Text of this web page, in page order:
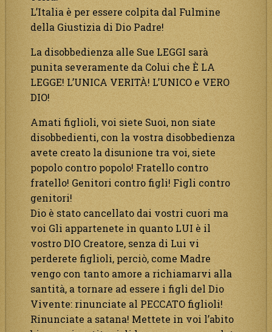
L’Italia è per essere colpita dal Fulmine
della Giustizia di Dio Padre!
La disobbedienza alle Sue LEGGI sarà
punita severamente da Colui che È LA
LEGGE! L’UNICA VERITÀ! L’UNICO e VERO
DIO!
Amati figlioli, voi siete Suoi, non siate
disobbedienti, con la vostra disobbedienza
avete creato la disunione tra voi, siete
popolo contro popolo! Fratello contro
fratello! Genitori contro figli! Figli contro
genitori!
Dio è stato cancellato dai vostri cuori ma
voi Gli appartenete in quanto LUI è il
vostro DIO Creatore, senza di Lui vi
perderete figlioli, perciò, come Madre
vengo con tanto amore a richiamarvi alla
santità, a tornare ad essere i figli del Dio
Vivente: rinunciate al PECCATO figlioli!
Rinunciate a satana! Mettete in voi l’abito